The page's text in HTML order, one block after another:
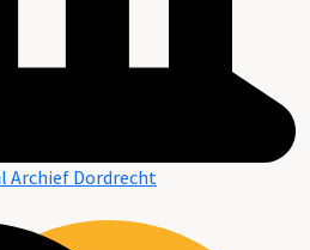
Archief Dordrecht